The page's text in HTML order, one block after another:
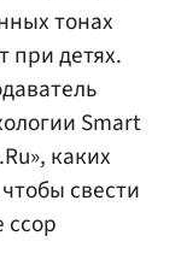
тонах
при детях.
Smart
каких
свести
ссор